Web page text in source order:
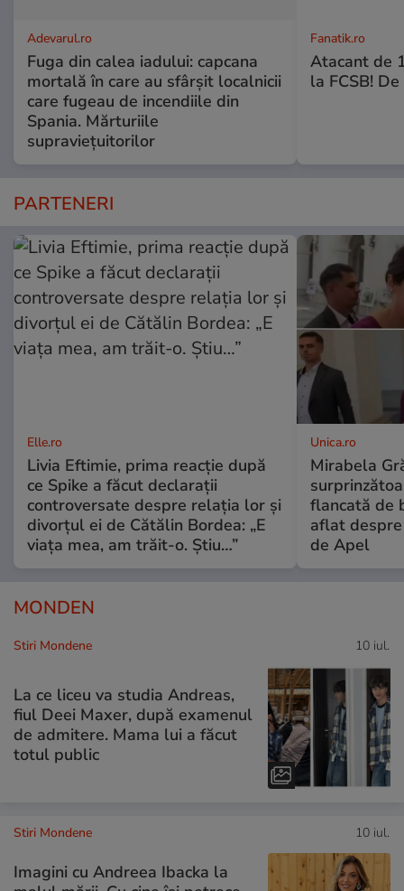
Adevarul.ro
Fuga din calea iadului: capcana
mortală în care au sfârșit localnicii
care fugeau de incendiile din
Spania. Mărturiile
supraviețuitorilor
Fanatik.ro
Atacant de
la FCSB!
PARTENERI
Elle.ro
Livia Eftimie, prima reacție după
ce Spike a făcut declarații
controversate despre relația lor și
divorțul ei de Cătălin Bordea: „E
viața mea, am trăit-o. Știu…”
Unica.ro
Mirabela
flancată de
aflat
de Apel
MONDEN
Stiri Mondene 10 iul.
La ce liceu va studia Andreas,
fiul Deei Maxer, după examenul
de admitere. Mama lui a făcut
totul public
Stiri Mondene 10 iul.
Imagini cu Andreea Ibacka la